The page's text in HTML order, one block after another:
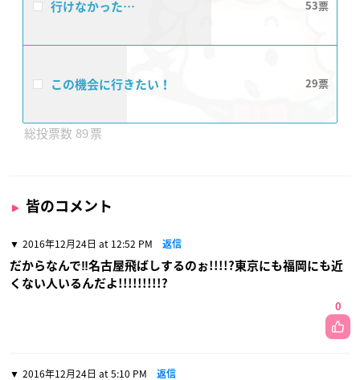
行けなかった… 53
この機会に行きたい！ 29
89
皆のコメント
2016年12月24日 at 12:52 PM 返信
だからなんで‼名古屋飛ばしするのぉ!!!!?東京にも福岡にも近
くない人いるんだよ!!!!!!!!!?
0
2016年12月24日 at 5:10 PM 返信